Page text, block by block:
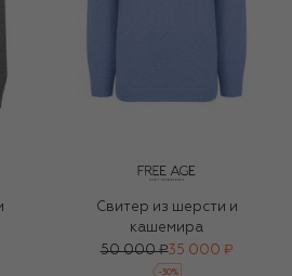
Свитер из шерсти и
кашемира
50 000 ₽35 000 ₽
-30%